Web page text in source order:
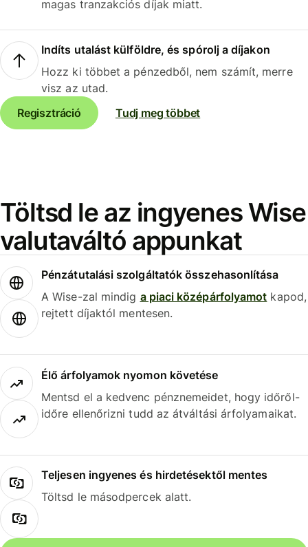
magas tranzakciós díjak miatt.
Indíts utalást külföldre, és spórolj a díjakon
Hozz ki többet a pénzedből, nem számít, merre
visz az utad.
Regisztráció
Tudj meg többet
Töltsd le az ingyenes Wise
valutaváltó appunkat
Pénzátutalási szolgáltatók összehasonlítása
A Wise-zal mindig a piaci középárfolyamot kapod,
rejtett díjaktól mentesen.
Élő árfolyamok nyomon követése
Mentsd el a kedvenc pénznemeidet, hogy időről-
időre ellenőrizni tudd az átváltási árfolyamaikat.
Teljesen ingyenes és hirdetésektől mentes
Töltsd le másodpercek alatt.